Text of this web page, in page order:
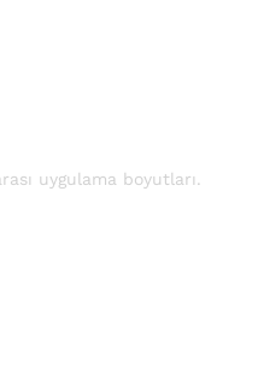
uygulama boyutları.